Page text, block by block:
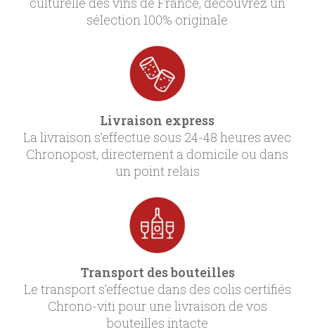
sélection 100% originale
Livraison express
La livraison s’effectue sous 24-48 heures avec
Chronopost, directement a domicile ou dans
un point relais
Transport des bouteilles
Le transport s’effectue dans des colis certifiés
Chrono-viti pour une livraison de vos
bouteilles intacte